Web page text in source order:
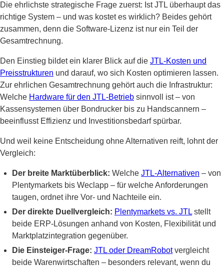
Die ehrlichste strategische Frage zuerst: Ist JTL überhaupt das
richtige System – und was kostet es wirklich? Beides gehört
zusammen, denn die Software-Lizenz ist nur ein Teil der
Gesamtrechnung.
Den Einstieg bildet ein klarer Blick auf die JTL-Kosten und
Preisstrukturen und darauf, wo sich Kosten optimieren lassen.
Zur ehrlichen Gesamtrechnung gehört auch die Infrastruktur:
Welche Hardware für den JTL-Betrieb sinnvoll ist – von
Kassensystemen über Bondrucker bis zu Handscannern –
beeinflusst Effizienz und Investitionsbedarf spürbar.
Und weil keine Entscheidung ohne Alternativen reift, lohnt der
Vergleich:
Der breite Marktüberblick: Welche JTL-Alternativen – von
Plentymarkets bis Weclapp – für welche Anforderungen
taugen, ordnet ihre Vor- und Nachteile ein.
Der direkte Duellvergleich: Plentymarkets vs. JTL stellt
beide ERP-Lösungen anhand von Kosten, Flexibilität und
Marktplatzintegration gegenüber.
Die Einsteiger-Frage: JTL oder DreamRobotvergleicht
beide Warenwirtschaften – besonders relevant, wenn du